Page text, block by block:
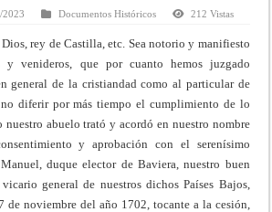
2023 Documentos Históricos 212 Vistas
rey de Castilla, etc. Sea notorio y manifiesto
y venideros, que por cuanto hemos juzgado
general de la cristiandad como al particular de
no diferir por más tiempo el cumplimiento de lo
abuelo trató y acordó en nuestro nombre
y aprobación con el serenísimo
duque elector de Baviera, nuestro buen
general de nuestros dichos Países Bajos,
de noviembre del año 1702, tocante a la cesión,